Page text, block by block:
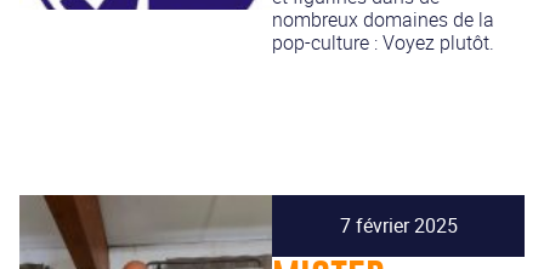
nombreux domaines de la
pop-culture : Voyez plutôt.
7 février 2025